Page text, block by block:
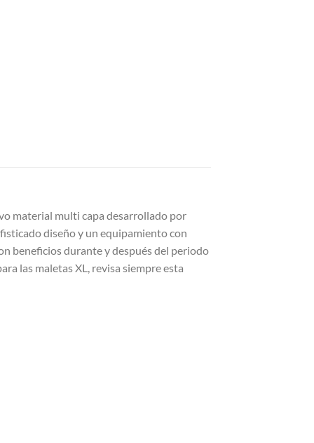
material multi capa desarrollado por
diseño y un equipamiento con
beneficios durante y después del periodo
las maletas XL, revisa siempre esta